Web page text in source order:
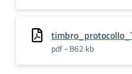
pdf - 862 kb